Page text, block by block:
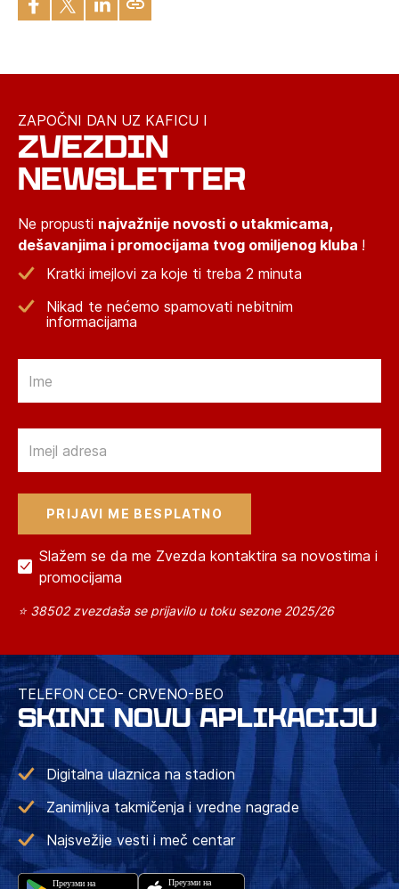
ZAPOČNI DAN UZ KAFICU I
ZVEZDIN
NEWSLETTER
Ne propusti najvažnije novosti o utakmicama,
dešavanjima i promocijama tvog omiljenog kluba !
Kratki imejlovi za koje ti treba 2 minuta
Nikad te nećemo spamovati nebitnim
informacijama
Slažem se da me Zvezda kontaktira sa novostima i
promocijama
⭐ 38502 zvezdaša se prijavilo u toku sezone 2025/26
TELEFON CEO- CRVENO-BEO
SKINI NOVU APLIKACIJU
Digitalna ulaznica na stadion
Zanimljiva takmičenja i vredne nagrade
Najsvežije vesti i meč centar